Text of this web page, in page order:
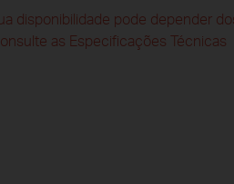
disponibilidade pode depender
as Especificações Técnicas